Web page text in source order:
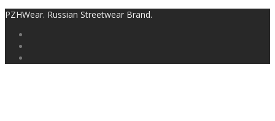
PZHWear. Russian Streetwear Brand.